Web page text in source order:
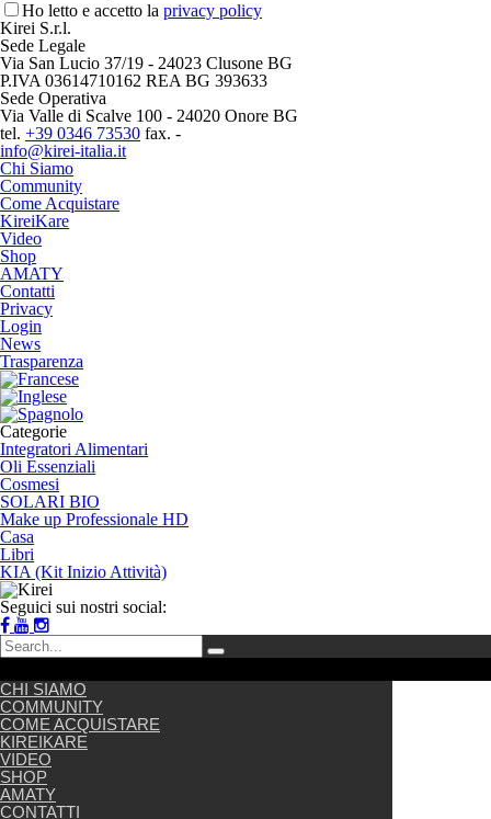
Ho letto e accetto la privacy policy
Kirei S.r.l.
Sede Legale
Via San Lucio 37/19 - 24023 Clusone BG
P.IVA 03614710162 REA BG 393633
Sede Operativa
Via Valle di Scalve 100 - 24020 Onore BG
tel. +39 0346 73530 fax. -
info@kirei-italia.it
Chi Siamo
Community
Come Acquistare
KireiKare
Video
Shop
AMATY
Contatti
Privacy
Login
News
Trasparenza
Categorie
Integratori Alimentari
Oli Essenziali
Cosmesi
SOLARI BIO
Make up Professionale HD
Casa
Libri
KIA (Kit Inizio Attività)
Seguici sui nostri social:
CHI SIAMO
COMMUNITY
COME ACQUISTARE
KIREIKARE
VIDEO
SHOP
AMATY
CONTATTI